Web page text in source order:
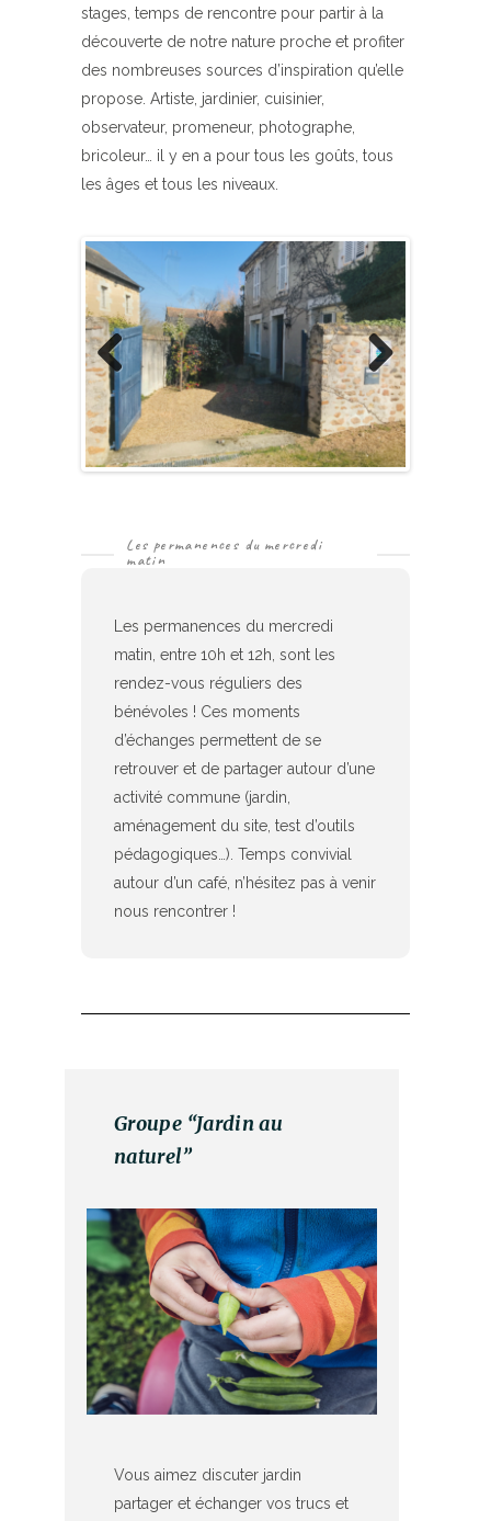
stages, temps de rencontre pour partir à la
découverte de notre nature proche et profiter
des nombreuses sources d’inspiration qu’elle
propose. Artiste, jardinier, cuisinier,
observateur, promeneur, photographe,
bricoleur… il y en a pour tous les goûts, tous
les âges et tous les niveaux.
Previous Next
Les permanences du mercredi
matin
Les permanences du mercredi
matin, entre 10h et 12h, sont les
rendez-vous réguliers des
bénévoles ! Ces moments
d’échanges permettent de se
retrouver et de partager autour d’une
activité commune (jardin,
aménagement du site, test d’outils
pédagogiques…). Temps convivial
autour d’un café, n’hésitez pas à venir
nous rencontrer !
Groupe “Jardin au
naturel”
Vous aimez discuter jardin
partager et échanger vos trucs et